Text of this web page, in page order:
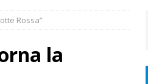
Rossa”
la